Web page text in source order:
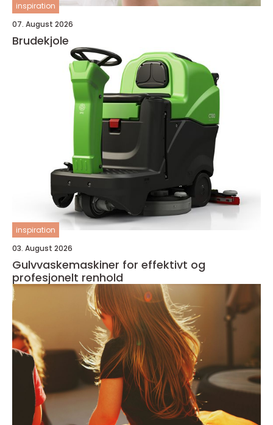
inspiration
07. August 2026
Brudekjole
inspiration
03. August 2026
Gulvvaskemaskiner for effektivt og
profesjonelt renhold